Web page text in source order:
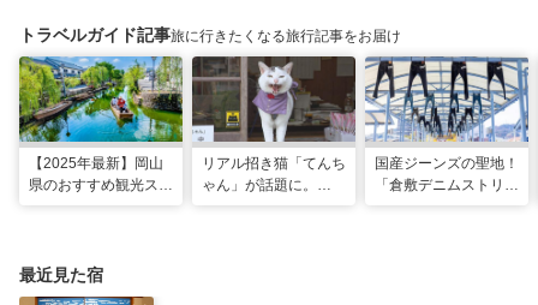
トラベルガイド記事旅に行きたくなる旅行記事をお届け
【2025年最新】岡山
県のおすすめ観光スポ
リアル招き猫「てんち
ゃん」が話題に。
国産ジーンズの聖地！
「倉敷デニムストリー
最近見た宿